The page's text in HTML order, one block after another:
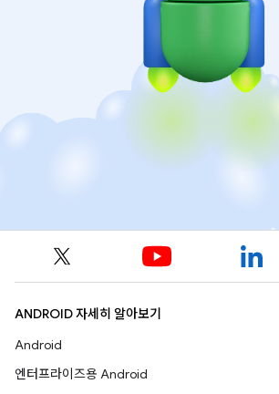
ANDROID 자세히 알아보기
Android
엔터프라이즈용 Android